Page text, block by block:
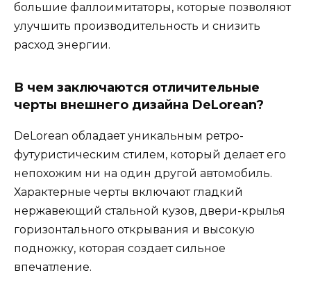
большие фаллоимитаторы, которые позволяют
улучшить производительность и снизить
расход энергии.
В чем заключаются отличительные
черты внешнего дизайна DeLorean?
DeLorean обладает уникальным ретро-
футуристическим стилем, который делает его
непохожим ни на один другой автомобиль.
Характерные черты включают гладкий
нержавеющий стальной кузов, двери-крылья
горизонтального открывания и высокую
подножку, которая создает сильное
впечатление.